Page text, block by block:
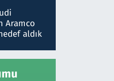
ben
Aramco
aldık